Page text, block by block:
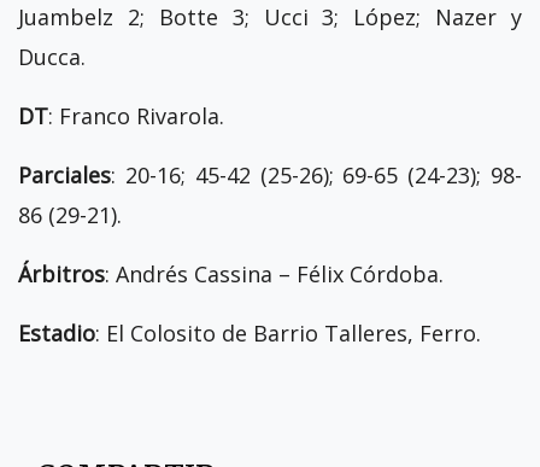
Juambelz 2; Botte 3; Ucci 3; López; Nazer y
Ducca.
DT: Franco Rivarola.
Parciales: 20-16; 45-42 (25-26); 69-65 (24-23); 98-
86 (29-21).
Árbitros: Andrés Cassina – Félix Córdoba.
Estadio: El Colosito de Barrio Talleres, Ferro.